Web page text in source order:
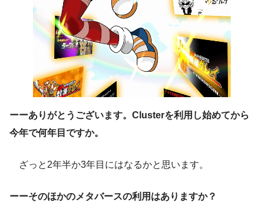
ーーありがとうございます。Clusterを利用し始めてから
今年で何年目ですか。
ざっと2年半か3年目にはなるかと思います。
ーーそのほかのメタバースの利用はありますか？